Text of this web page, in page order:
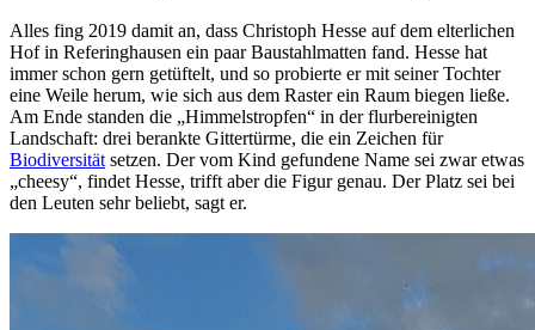
Alles fing 2019 damit an, dass Christoph Hesse auf dem elterlichen
Hof in Referinghausen ein paar Baustahlmatten fand. Hesse hat
immer schon gern getüftelt, und so probierte er mit seiner Tochter
eine Weile herum, wie sich aus dem Raster ein Raum biegen ließe.
Am Ende standen die „Himmelstropfen“ in der flurbereinigten
Landschaft: drei berankte Gittertürme, die ein Zeichen für
Biodiversität setzen. Der vom Kind gefundene Name sei zwar etwas
„cheesy“, findet Hesse, trifft aber die Figur genau. Der Platz sei bei
den Leuten sehr beliebt, sagt er.